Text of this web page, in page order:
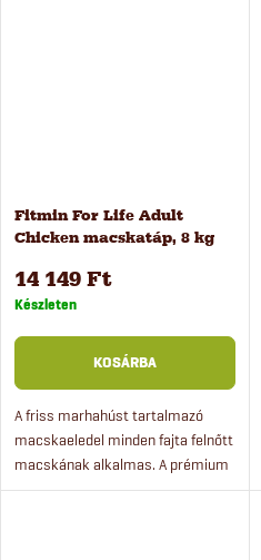
Fitmin For Life Adult
Chicken macskatáp, 8 kg
14 149 Ft
Készleten
KOSÁRBA
A friss marhahúst tartalmazó
macskaeledel minden fajta felnőtt
macskának alkalmas. A prémium
eledel friss csirkehúst és fogápoló